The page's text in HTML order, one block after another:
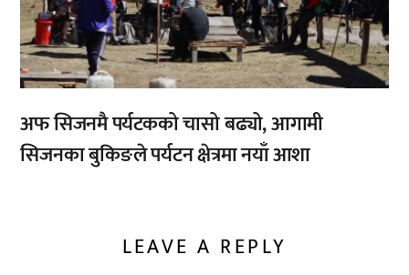
अफ सिजनमै पर्यटकको चासो बढ्यो, आगामी
सिजनका बुकिङले पर्यटन क्षेत्रमा नयाँ आशा
LEAVE A REPLY